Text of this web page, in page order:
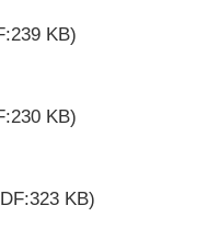
KB)
KB)
KB)